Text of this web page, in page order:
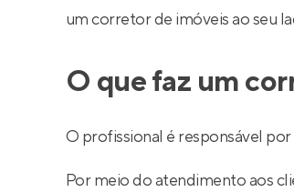
um corretor de imóveis ao seu
O que faz um
O profissional é responsável
Por meio do atendimento aos